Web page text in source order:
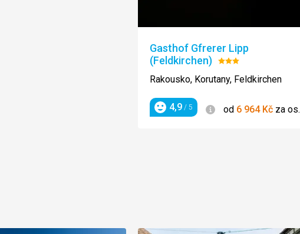
Gasthof Gfrerer Lipp
(Feldkirchen) Hodnocení:
3/5
Rakousko, Korutany, Feldkirchen
Hodnocení
4,9 / 5 Informace
od 6 964Kč za os.